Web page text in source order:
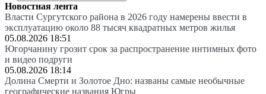
Новостная лента
Власти Сургутского района в 2026 году намерены ввести в
эксплуатацию около 88 тысяч квадратных метров жилья
05.08.2026 18:51
Югорчанину грозит срок за распространение интимных фото
и видео подруги
05.08.2026 18:14
Долина Смерти и Золотое Дно: названы самые необычные
географические названия Югры